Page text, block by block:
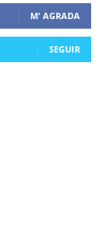
M' AGRADA
SEGUIR